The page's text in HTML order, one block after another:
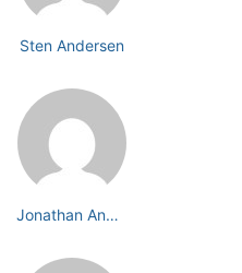
Sten Andersen
Jonathan Andersen